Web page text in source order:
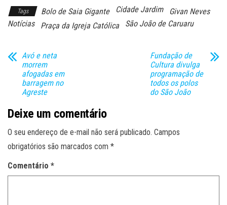
Tags Bolo de Saia Gigante Cidade Jardim
Givan Neves
Notícias
Praça da Igreja Católica São João de Caruaru
Avó e neta
morrem
afogadas em
barragem no
Agreste
Fundação de
Cultura divulga
programação de
todos os polos
do São João
Deixe um comentário
O seu endereço de e-mail não será publicado. Campos
obrigatórios são marcados com *
Comentário *